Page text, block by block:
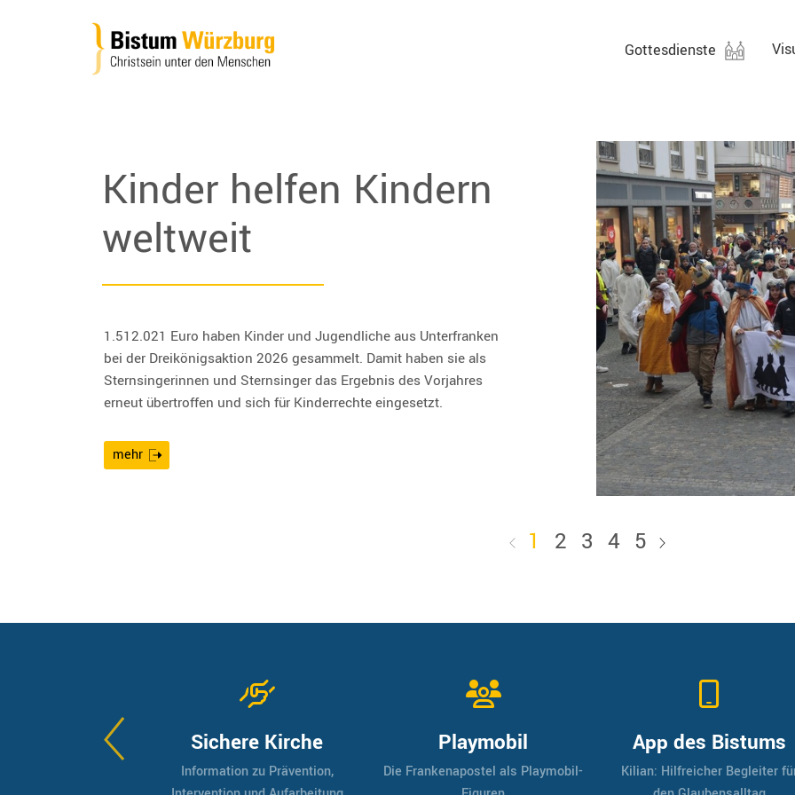
Gottesdienste
Kinder helfen Kindern
weltweit
1.512.021 Euro haben Kinder und Jugendliche aus Unterfranken
bei der Dreikönigsaktion 2026 gesammelt. Damit haben sie als
Sternsingerinnen und Sternsinger das Ergebnis des Vorjahres
erneut übertroffen und sich für Kinderrechte eingesetzt.
mehr
1 2 3 4 5
Sichere Kirche
Information zu Prävention,
Playmobil
Die Frankenapostel als Playmobil-
App des Bistums
Kilian: Hilfreicher Begleiter